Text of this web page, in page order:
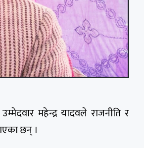
महेन्द्र यादवले राजनीति र
छन् ।